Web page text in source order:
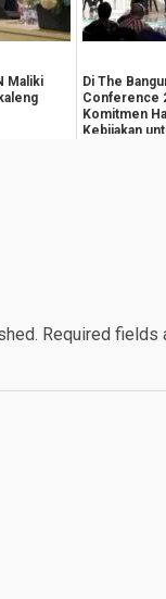
Maliki
Di The
Conference
Komitmen
Kebijakan
Required fields